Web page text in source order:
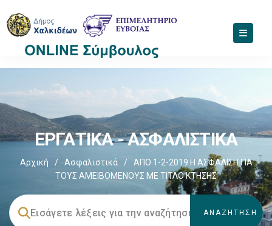
ΕΡΓΑΤΙΚΑ - ΑΣΦΑΛΙΣΤΙΚΑ
Αρχική / Ασφαλιστικά /
ΑΠΟ 1-2-2019 Η ΑΣΦΑΛΙΣΗ ΓΙΑ
ΤΟΥΣ ΑΜΕΙΒΟΜΕΝΟΥΣ ΜΕ ΤΙΤΛΟ ΚΤΗΣΗΣ